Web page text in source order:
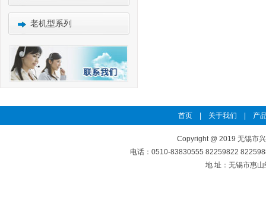
老机型系列
首页 关于我们 产
Copyright @ 2019 无锡市
电话：0510-83830555 82259822
地 址：无锡市惠